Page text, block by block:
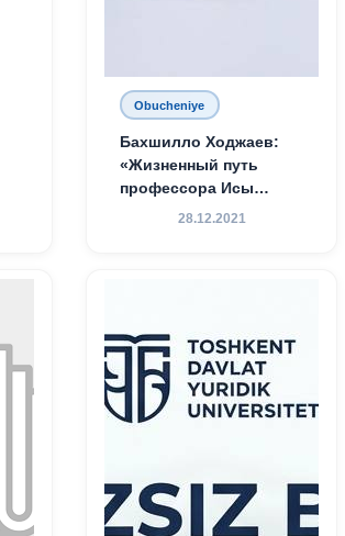
Obucheniye
Бахшилло Ходжаев:
«Жизненный путь
профессора Исы
Хамедова — яркий
28.12.2021